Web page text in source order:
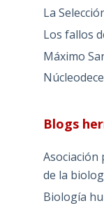
La
Los fallos
Máximo
Blogs
Asociación
de la
Biología